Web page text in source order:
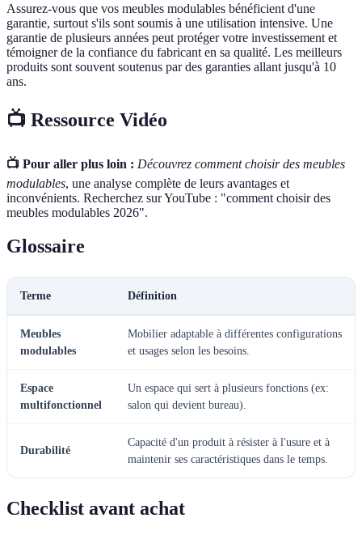
Assurez-vous que vos meubles modulables bénéficient d'une
garantie, surtout s'ils sont soumis à une utilisation intensive. Une
garantie de plusieurs années peut protéger votre investissement et
témoigner de la confiance du fabricant en sa qualité. Les meilleurs
produits sont souvent soutenus par des garanties allant jusqu'à 10
ans.
📺 Ressource Vidéo
📺 Pour aller plus loin : Découvrez comment choisir des meubles
modulables, une analyse complète de leurs avantages et
inconvénients. Recherchez sur YouTube : "comment choisir des
meubles modulables 2026".
Glossaire
Terme Définition
Meubles
modulables
Mobilier adaptable à différentes configurations
et usages selon les besoins.
Espace
multifonctionnel
Un espace qui sert à plusieurs fonctions (ex:
salon qui devient bureau).
Durabilité
Capacité d'un produit à résister à l'usure et à
maintenir ses caractéristiques dans le temps.
Checklist avant achat